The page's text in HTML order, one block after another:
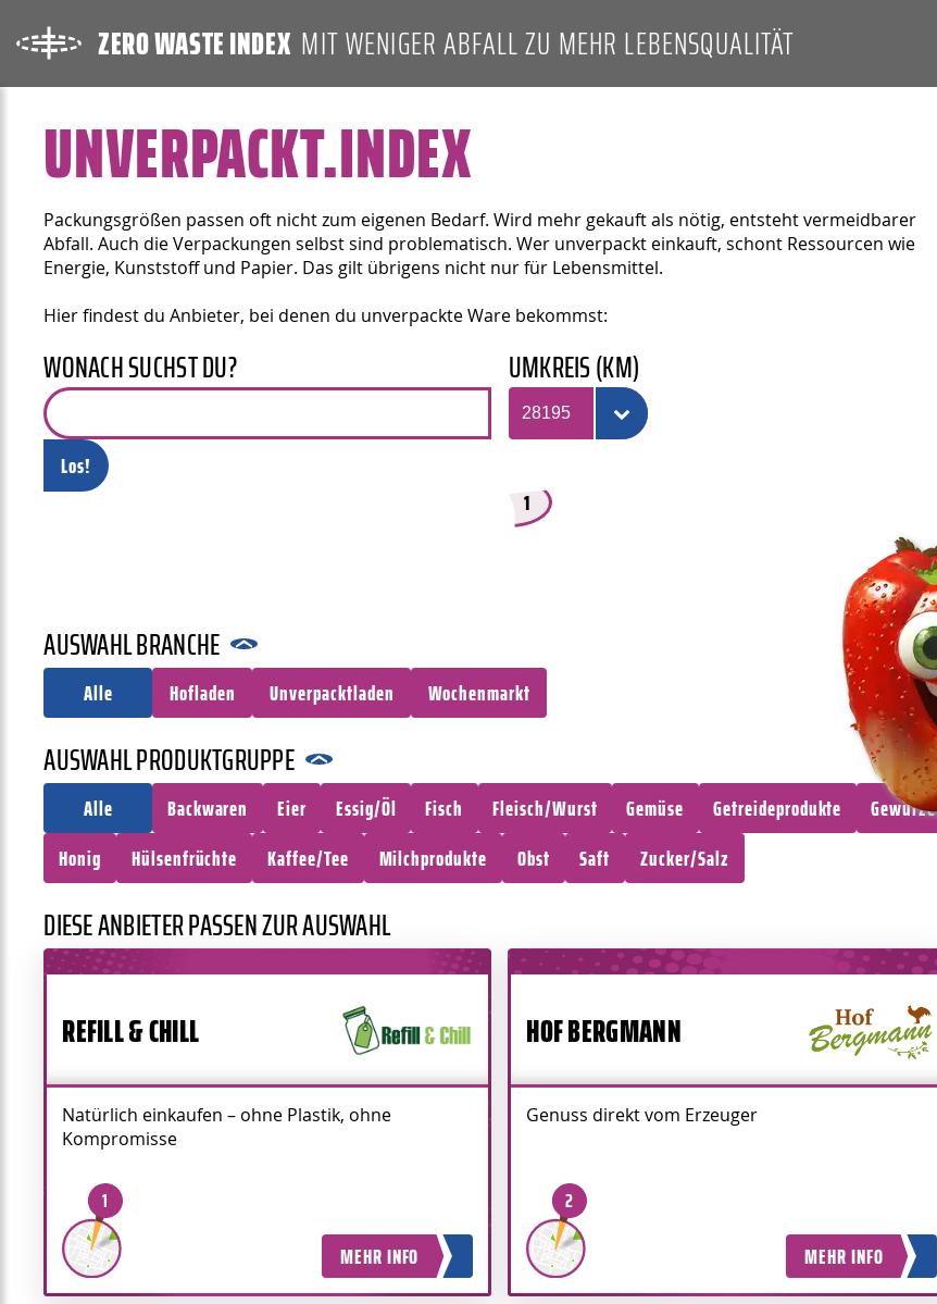
ZERO WASTE INDEX MIT WENIGER ABFALL ZU MEHR LEBENSQUALITÄT
UNVERPACKT.INDEX
Packungsgrößen passen oft nicht zum eigenen Bedarf. Wird mehr gekauft als nötig, entsteht vermeidbarer
Abfall. Auch die Verpackungen selbst sind problematisch. Wer unverpackt einkauft, schont Ressourcen wie
Energie, Kunststoff und Papier. Das gilt übrigens nicht nur für Lebensmittel.
Hier findest du Anbieter, bei denen du unverpackte Ware bekommst:
WONACH SUCHST DU?
Los!
UMKREIS (KM)
50
3
1
AUSWAHL BRANCHE
Alle Hofladen Unverpacktladen Wochenmarkt
AUSWAHL PRODUKTGRUPPE
Alle Backwaren Eier Essig/Öl Fisch Fleisch/Wurst Gemüse Getreideprodukte
Gewürze
Honig
Hülsenfrüchte Kaffee/Tee Milchprodukte Obst Saft Zucker/Salz
DIESE ANBIETER PASSEN ZUR AUSWAHL
REFILL & CHILL
Natürlich einkaufen – ohne Plastik, ohne
Kompromisse
1
MEHR INFO
HOF BERGMANN
Genuss direkt vom Erzeuger
2
MEHR INFO